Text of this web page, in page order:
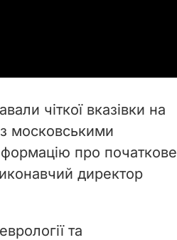
чіткої вказівки на
московськими
про початкове
директор
та